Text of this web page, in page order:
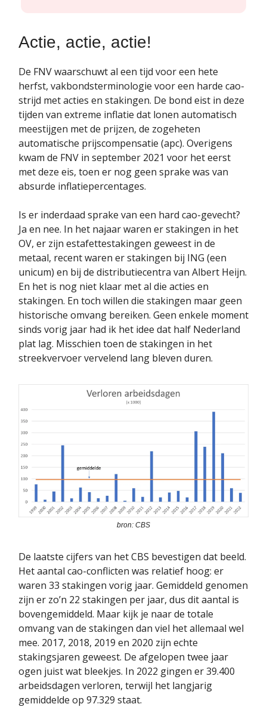
Actie, actie, actie!
De FNV waarschuwt al een tijd voor een hete
herfst, vakbondsterminologie voor een harde cao-
strijd met acties en stakingen. De bond eist in deze
tijden van extreme inflatie dat lonen automatisch
meestijgen met de prijzen, de zogeheten
automatische prijscompensatie (apc). Overigens
kwam de FNV in september 2021 voor het eerst
met deze eis, toen er nog geen sprake was van
absurde inflatiepercentages.
Is er inderdaad sprake van een hard cao-gevecht?
Ja en nee. In het najaar waren er stakingen in het
OV, er zijn estafettestakingen geweest in de
metaal, recent waren er stakingen bij ING (een
unicum) en bij de distributiecentra van Albert Heijn.
En het is nog niet klaar met al die acties en
stakingen. En toch willen die stakingen maar geen
historische omvang bereiken. Geen enkele moment
sinds vorig jaar had ik het idee dat half Nederland
plat lag. Misschien toen de stakingen in het
streekvervoer vervelend lang bleven duren.
bron: CBS
De laatste cijfers van het CBS bevestigen dat beeld.
Het aantal cao-conflicten was relatief hoog: er
waren 33 stakingen vorig jaar. Gemiddeld genomen
zijn er zo’n 22 stakingen per jaar, dus dit aantal is
bovengemiddeld. Maar kijk je naar de totale
omvang van de stakingen dan viel het allemaal wel
mee. 2017, 2018, 2019 en 2020 zijn echte
stakingsjaren geweest. De afgelopen twee jaar
ogen juist wat bleekjes. In 2022 gingen er 39.400
arbeidsdagen verloren, terwijl het langjarig
gemiddelde op 97.329 staat.